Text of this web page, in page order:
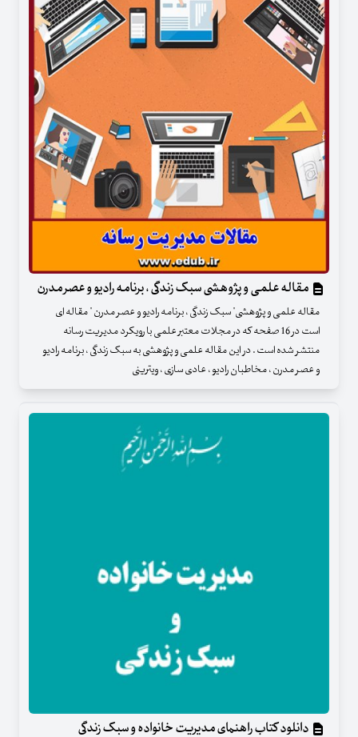
مقاله علمی و پژوهشی سبک زندگی ، برنامه رادیو و عصر مدرن
مقاله علمی و پژوهشی" سبک زندگی ، برنامه رادیو و عصر مدرن " مقاله ای
است در 16 صفحه که در مجلات معتبر علمی با رویکرد مدیریت رسانه
منتشر شده است . در این مقاله علمی و پژوهشی به سبک زندگی ، برنامه رادیو
و عصر مدرن ، مخاطبان رادیو ، عادی سازی ، ویترینی
دانلود کتاب راهنمای مدیریت خانواده و سبک زندگی